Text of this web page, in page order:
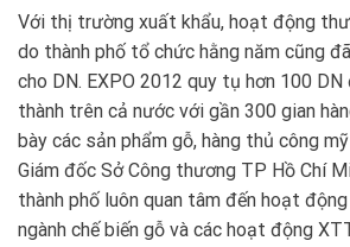
Với thị trường xuất khẩu, hoạt động
do thành phố tổ chức hằng năm cũng
cho DN. EXPO 2012 quy tụ hơn 100
thành trên cả nước với gần 300 gian
bày các sản phẩm gỗ, hàng thủ công
Giám đốc Sở Công thương TP Hồ Chí
thành phố luôn quan tâm đến hoạt
ngành chế biến gỗ và các hoạt động